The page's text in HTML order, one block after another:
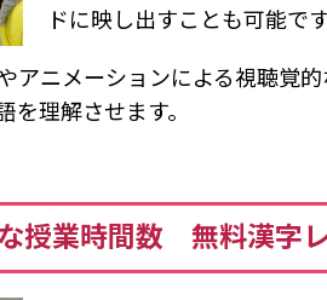
ドに映し出すことも可能です
アニメーションによる視聴覚
を理解させます。
授業時間数 無料漢字